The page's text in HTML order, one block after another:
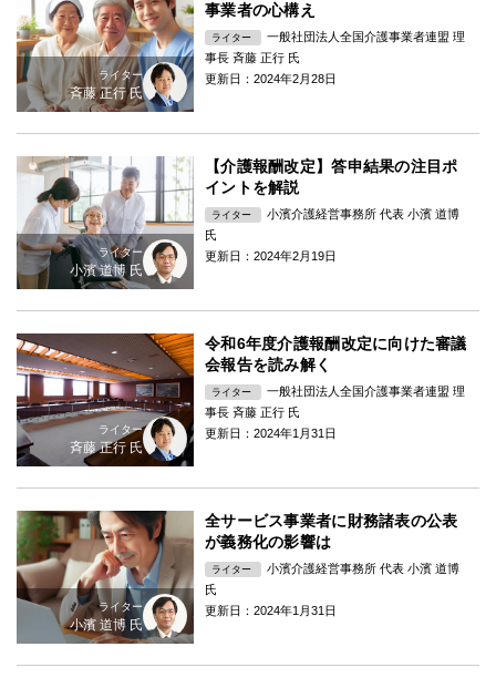
ライター
斉藤 正行 氏
事業者の心構え
ライター
一般社団法人全国介護事業者連盟 理
事長 斉藤 正行 氏
更新日：2024年2月28日
ライター
小濱 道博 氏
【介護報酬改定】答申結果の注目ポ
イントを解説
ライター
小濱介護経営事務所 代表 小濱 道博
氏
更新日：2024年2月19日
ライター
斉藤 正行 氏
令和6年度介護報酬改定に向けた審議
会報告を読み解く
ライター
一般社団法人全国介護事業者連盟 理
事長 斉藤 正行 氏
更新日：2024年1月31日
ライター
小濱 道博 氏
全サービス事業者に財務諸表の公表
が義務化の影響は
ライター
小濱介護経営事務所 代表 小濱 道博
氏
更新日：2024年1月31日